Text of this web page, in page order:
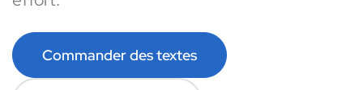
Commander des textes